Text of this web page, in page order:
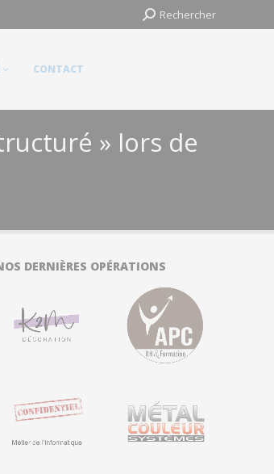
Search:Rechercher
CONTACT
» lors de
DERNIÈRES OPÉRATIONS
Search:Rechercher